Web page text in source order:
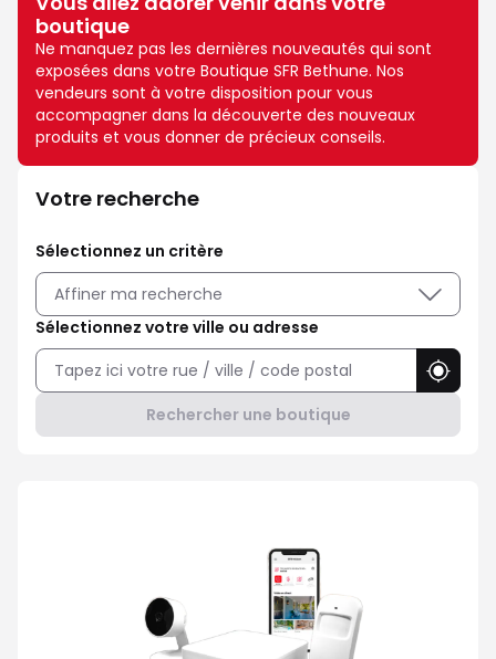
boutique
Ne manquez pas les dernières nouveautés qui sont
exposées dans votre Boutique SFR Bethune. Nos
vendeurs sont à votre disposition pour vous
accompagner dans la découverte des nouveaux
produits et vous donner de précieux conseils.
Votre recherche
Sélectionnez un critère
Affiner ma recherche
Sélectionnez votre ville ou adresse
Rechercher une boutique